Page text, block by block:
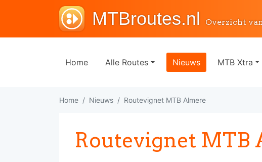
MTBroutes.nl Overzicht
Home Alle Routes Nieuws MTB Xtra
Home Nieuws Routevignet MTB Almere
Routevignet MTB